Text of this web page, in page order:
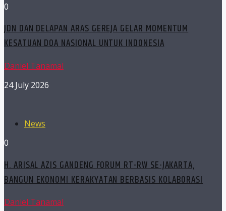
0
JDN DAN DELAPAN ARAS GEREJA GELAR MOMENTUM
KESATUAN DOA NASIONAL UNTUK INDONESIA
Daniel Tanamal
24 July 2026
News
0
H. ARISAL AZIS GANDENG FORUM RT-RW SE-JAKARTA,
BANGUN EKONOMI KERAKYATAN BERBASIS KOLABORASI
Daniel Tanamal